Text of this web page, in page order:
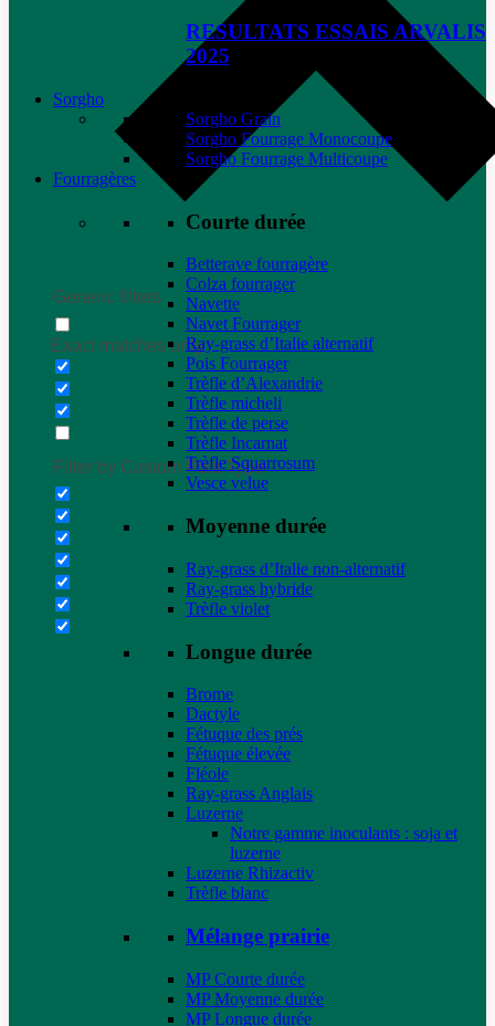
Generic filters
Exact matches only
Filter by Custom Post Type
RESULTATS ESSAIS ARVALIS
2025
Sorgho
Sorgho Grain
Sorgho Fourrage Monocoupe
Sorgho Fourrage Multicoupe
Fourragères
Courte durée
Betterave fourragère
Colza fourrager
Navette
Navet Fourrager
Ray-grass d’Italie alternatif
Pois Fourrager
Trèfle d’Alexandrie
Trèfle micheli
Trèfle de perse
Trèfle Incarnat
Trèfle Squarrosum
Vesce velue
Moyenne durée
Ray-grass d’Italie non-alternatif
Ray-grass hybride
Trèfle violet
Longue durée
Brome
Dactyle
Fétuque des prés
Fétuque élevée
Fléole
Ray-grass Anglais
Luzerne
Notre gamme inoculants : soja et
luzerne
Luzerne Rhizactiv
Trèfle blanc
Mélange prairie
MP Courte durée
MP Moyenne durée
MP Longue durée